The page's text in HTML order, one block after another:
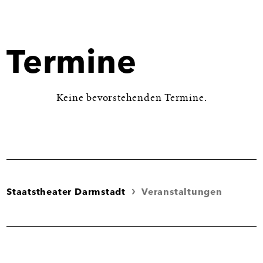
Termine
Keine bevorstehenden Termine.
Staatstheater Darmstadt Veranstaltungen